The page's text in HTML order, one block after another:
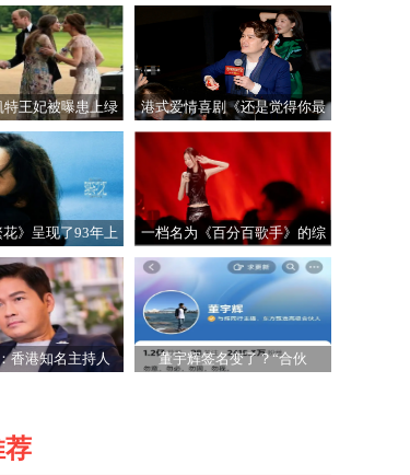
特王妃被曝患上绿
症引发热议
港式爱情喜剧《还是觉得你最
好2》在北京首映
》呈现了93年上
场的残酷斗争
一档名为《百分百歌手》的综
艺节目，在腾讯视频首期上线
香港知名主持人
董宇辉签名变了？“合伙
荐